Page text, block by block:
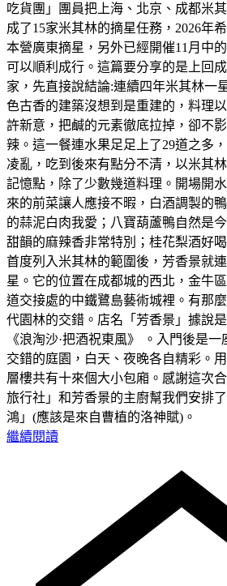
吃貨團」團員把上海、北京、成都米
成了15家米其林的摘星任務，2026年
本營廣東摘星，另外已經開催11月中
可以順利成行。這篇要分享的是上回
家，先直接說結論:連續四年米其林一
色古香的建築沒想到是重建的，料理
許新意，把鹹的元素徹底拉掉，卻不
辣。這一餐連水果足足上了29道之多
凌亂，吃到後來有點分不清，以米其
記憶點，除了少數幾道料理。開場開
來的前菜讓人應接不暇，白酒調製的
的蒜泥白肉我愛；八寶葫蘆鴨自然是
甜韻的麻辣香非常特別；桂花梨酒好
首度列入米其林的範圍後，芳香景就
星。它的位置在成都城的西北，金牛
道交接處的中鐵鷺島藝術城裡。有那
代園林的交錯。店名「芳香景」據說
《浪淘沙·把酒祝東風》 。入門後是
交錯的庭園，白天、夜晚各自精彩。
層樓共有十來個大小包廂。感謝這次
旅行社」和芳香景的主廚幫我們安排
鴻」(應該是來自曹植的洛神賦)。
繼續閱讀